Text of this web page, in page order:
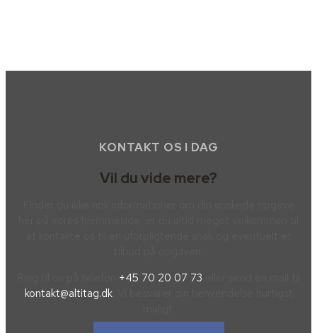
KONTAKT OS I DAG
Vil du vide mere?
+45 70 20 07 73
kontakt@altitag.dk. Vi besvarer din henvendelse hurtigst